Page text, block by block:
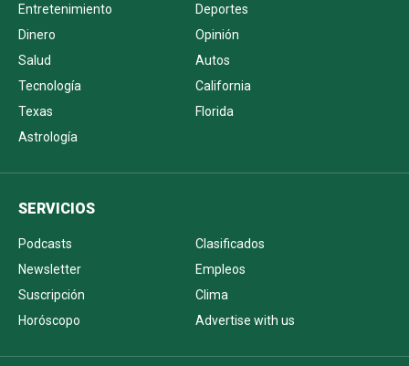
Entretenimiento
Deportes
Dinero
Opinión
Salud
Autos
Tecnología
California
Texas
Florida
Astrología
SERVICIOS
Podcasts
Clasificados
Newsletter
Empleos
Suscripción
Clima
Horóscopo
Advertise with us